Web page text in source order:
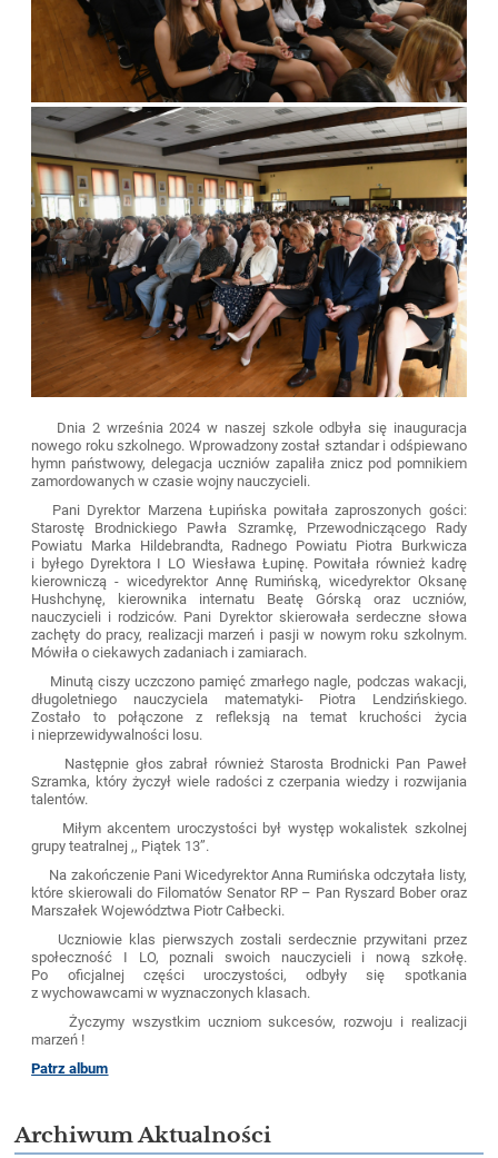
Dnia 2 września 2024 w naszej szkole odbyła się inauguracja
nowego roku szkolnego. Wprowadzony został sztandar i odśpiewano
hymn państwowy, delegacja uczniów zapaliła znicz pod pomnikiem
zamordowanych w czasie wojny nauczycieli.
Pani Dyrektor Marzena Łupińska powitała zaproszonych gości:
Starostę Brodnickiego Pawła Szramkę, Przewodniczącego Rady
Powiatu Marka Hildebrandta, Radnego Powiatu Piotra Burkwicza
i byłego Dyrektora I LO Wiesława Łupinę. Powitała również kadrę
kierowniczą - wicedyrektor Annę Rumińską, wicedyrektor Oksanę
Hushchynę, kierownika internatu Beatę Górską oraz uczniów,
nauczycieli i rodziców. Pani Dyrektor skierowała serdeczne słowa
zachęty do pracy, realizacji marzeń i pasji w nowym roku szkolnym.
Mówiła o ciekawych zadaniach i zamiarach.
Minutą ciszy uczczono pamięć zmarłego nagle, podczas wakacji,
długoletniego nauczyciela matematyki- Piotra Lendzińskiego.
Zostało to połączone z refleksją na temat kruchości życia
i nieprzewidywalności losu.
Następnie głos zabrał również Starosta Brodnicki Pan Paweł
Szramka, który życzył wiele radości z czerpania wiedzy i rozwijania
talentów.
Miłym akcentem uroczystości był występ wokalistek szkolnej
grupy teatralnej ,, Piątek 13’’.
Na zakończenie Pani Wicedyrektor Anna Rumińska odczytała listy,
które skierowali do Filomatów Senator RP – Pan Ryszard Bober oraz
Marszałek Województwa Piotr Całbecki.
Uczniowie klas pierwszych zostali serdecznie przywitani przez
społeczność I LO, poznali swoich nauczycieli i nową szkołę.
Po oficjalnej części uroczystości, odbyły się spotkania
z wychowawcami w wyznaczonych klasach.
Życzymy wszystkim uczniom sukcesów, rozwoju i realizacji
marzeń !
Patrz album
Archiwum Aktualności